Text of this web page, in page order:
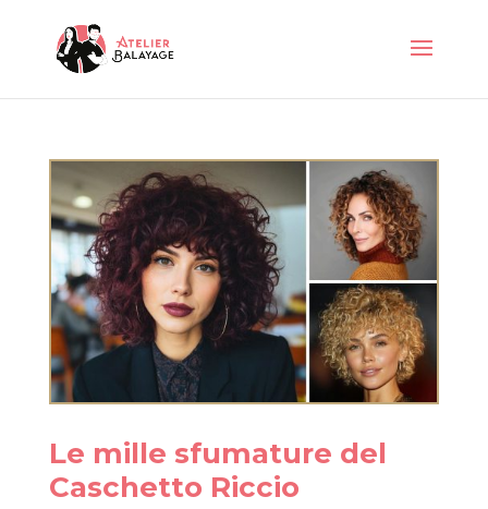
Le mille sfumature del
Caschetto Riccio